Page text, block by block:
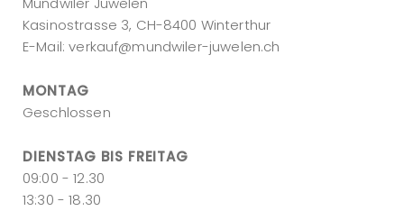
Kasinostrasse 3, CH-8400 Winterthur
E-Mail:verkauf@mundwiler-juwelen.ch
MONTAG
Geschlossen
DIENSTAG BIS FREITAG
09:00 - 12.30
13:30 - 18.30